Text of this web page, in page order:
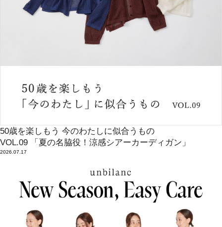
50歳を楽しもう 今のわたしに似合うもの
VOL.09 「夏の名脇役！涼感シアーカーディガン」
2026.07.17